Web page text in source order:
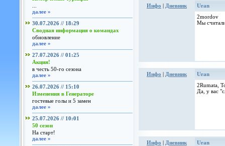
далее »
30.07.2026 // 18:29
Сводная информация о командах
обновление
далее »
27.07.2026 // 01:25
Акция!
в честь 50-го сезона
далее »
26.07.2026 // 15:10
Изменения в Генераторе
гостевые голы и 5 замен
далее »
25.07.2026 // 10:01
50 сезон
На старт!
далее »
Инфо | Дневник
Uran
2mordov
Мы
Инфо | Дневник
Uran
2Rumata,
Да, у вас
Инфо | Дневник
Uran